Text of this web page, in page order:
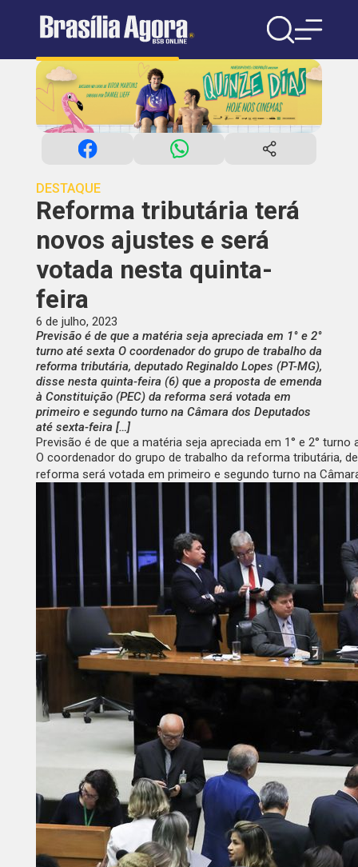
DESTAQUE
Reforma tributária terá
novos ajustes e será
votada nesta quinta-
feira
6 de julho, 2023
Previsão é de que a matéria seja apreciada em 1° e 2°
turno até sexta O coordenador do grupo de trabalho da
reforma tributária, deputado Reginaldo Lopes (PT-MG),
disse nesta quinta-feira (6) que a proposta de emenda
à Constituição (PEC) da reforma será votada em
primeiro e segundo turno na Câmara dos Deputados
até sexta-feira […]
Previsão é de que a matéria seja apreciada em 1° e 2° turno
O coordenador do grupo de trabalho da reforma tributária,
reforma será votada em primeiro e segundo turno na